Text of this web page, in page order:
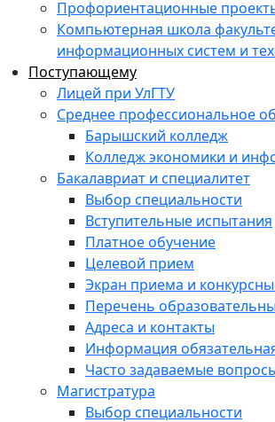
Профориентационные
Компьютерная школа
информационных систем и
Поступающему
Лицей при УлГТУ
Среднее профессиональное
Барышский колледж
Колледж экономики и
Бакалавриат и специалитет
Выбор специальности
Вступительные испытания
Платное обучение
Целевой прием
Экран приема и
Перечень
Адреса и контакты
Информация
Часто задаваемые
Магистратура
Выбор специальности